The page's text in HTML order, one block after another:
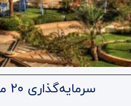
سرمایه‌گذاری ۲۰ میلیارد دلاری امارات در پروژه گردشگری عظیم خلیج سوما مصر